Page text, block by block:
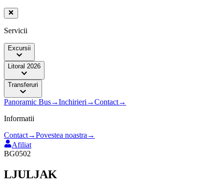
Servicii
Excursii
Litoral 2026
Transferuri
Panoramic Bus→Inchirieri →Contact→
Informatii
Contact→Povestea noastra →
Afiliat
BG0502
LJULJAK